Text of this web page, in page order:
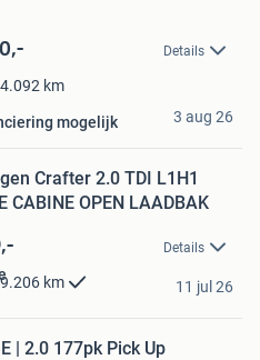
Details
km
mogelijk 3 aug 26
Crafter 2.0 TDI L1H1
CABINE OPEN LAADBAK
Details
km 11 jul 26
| 2.0 177pk Pick Up